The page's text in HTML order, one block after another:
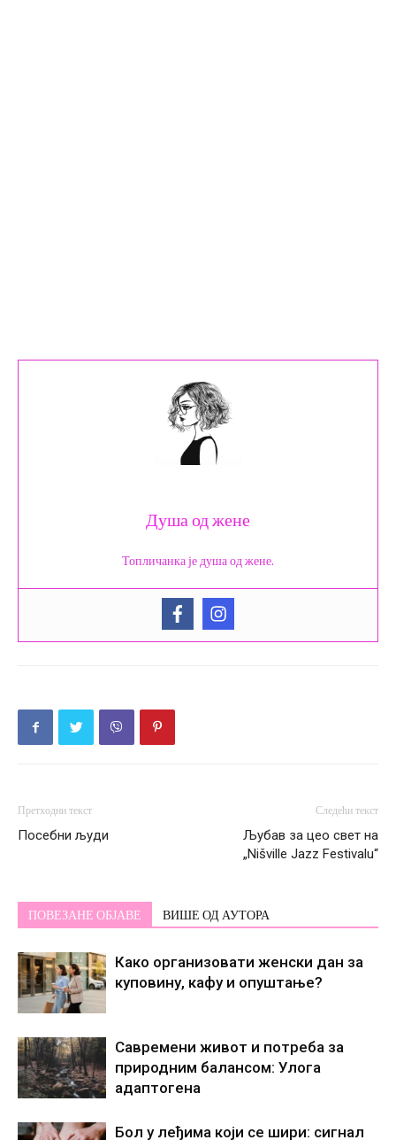
Душа од жене
Топличанка је душа од жене.
Претходни текст
Посебни људи
Следећи текст
Љубав за цео свет на
„Nišville Jazz Festivalu“
ПОВЕЗАНЕ ОБЈАВЕ ВИШЕ ОД АУТОРА
Како организовати женски дан за
куповину, кафу и опуштање?
Савремени живот и потреба за
природним балансом: Улога
адаптогена
Бол у леђима који се шири: сигнал